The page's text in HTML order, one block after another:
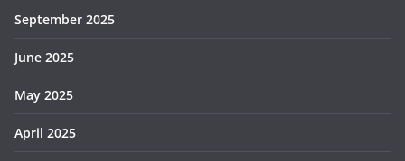
September 2025
June 2025
May 2025
April 2025